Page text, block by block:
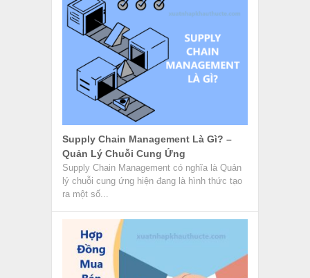
Supply Chain Management Là Gì? –
Quản Lý Chuỗi Cung Ứng
Supply Chain Management có nghĩa là Quản
lý chuỗi cung ứng hiện đang là hình thức tạo
ra một số...